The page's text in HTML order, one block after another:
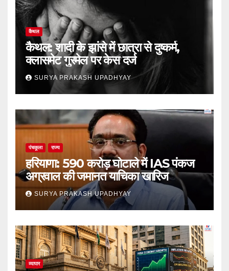
कैथल
कैथल: शादी के झांसे में छात्रा से दुष्कर्म,
क्लासमेट गुरमेल पर केस दर्ज
SURYA PRAKASH UPADHYAY
पंचकूला राज्य
हरियाणा: 590 करोड़ घोटाले में IAS पंकज
अग्रवाल की जमानत याचिका खारिज
SURYA PRAKASH UPADHYAY
व्यापार